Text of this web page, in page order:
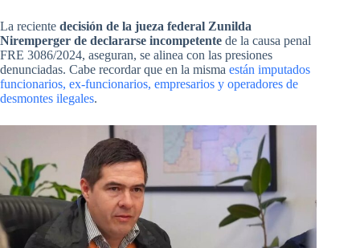
La reciente decisión de la jueza federal Zunilda
Niremperger de declararse incompetente de la causa penal
FRE 3086/2024, aseguran, se alinea con las presiones
denunciadas. Cabe recordar que en la misma están imputados
funcionarios, ex-funcionarios, empresarios y operadores de
desmontes ilegales.